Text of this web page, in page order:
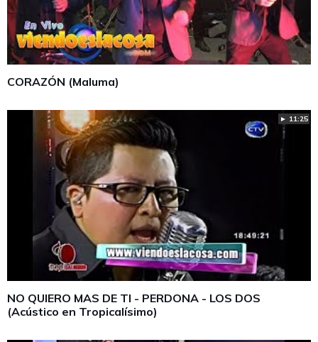
CORAZÓN (Maluma)
► 11:25
NO QUIERO MAS DE TI - PERDONA - LOS DOS
(Acústico en Tropicalísimo)